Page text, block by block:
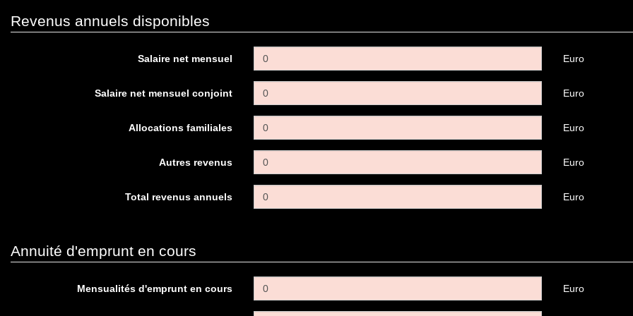
Revenus annuels disponibles
Salaire net mensuel Euro
Salaire net mensuel conjoint Euro
Allocations familiales Euro
Autres revenus Euro
Total revenus annuels Euro
Annuité d'emprunt en cours
Mensualités d'emprunt en cours Euro